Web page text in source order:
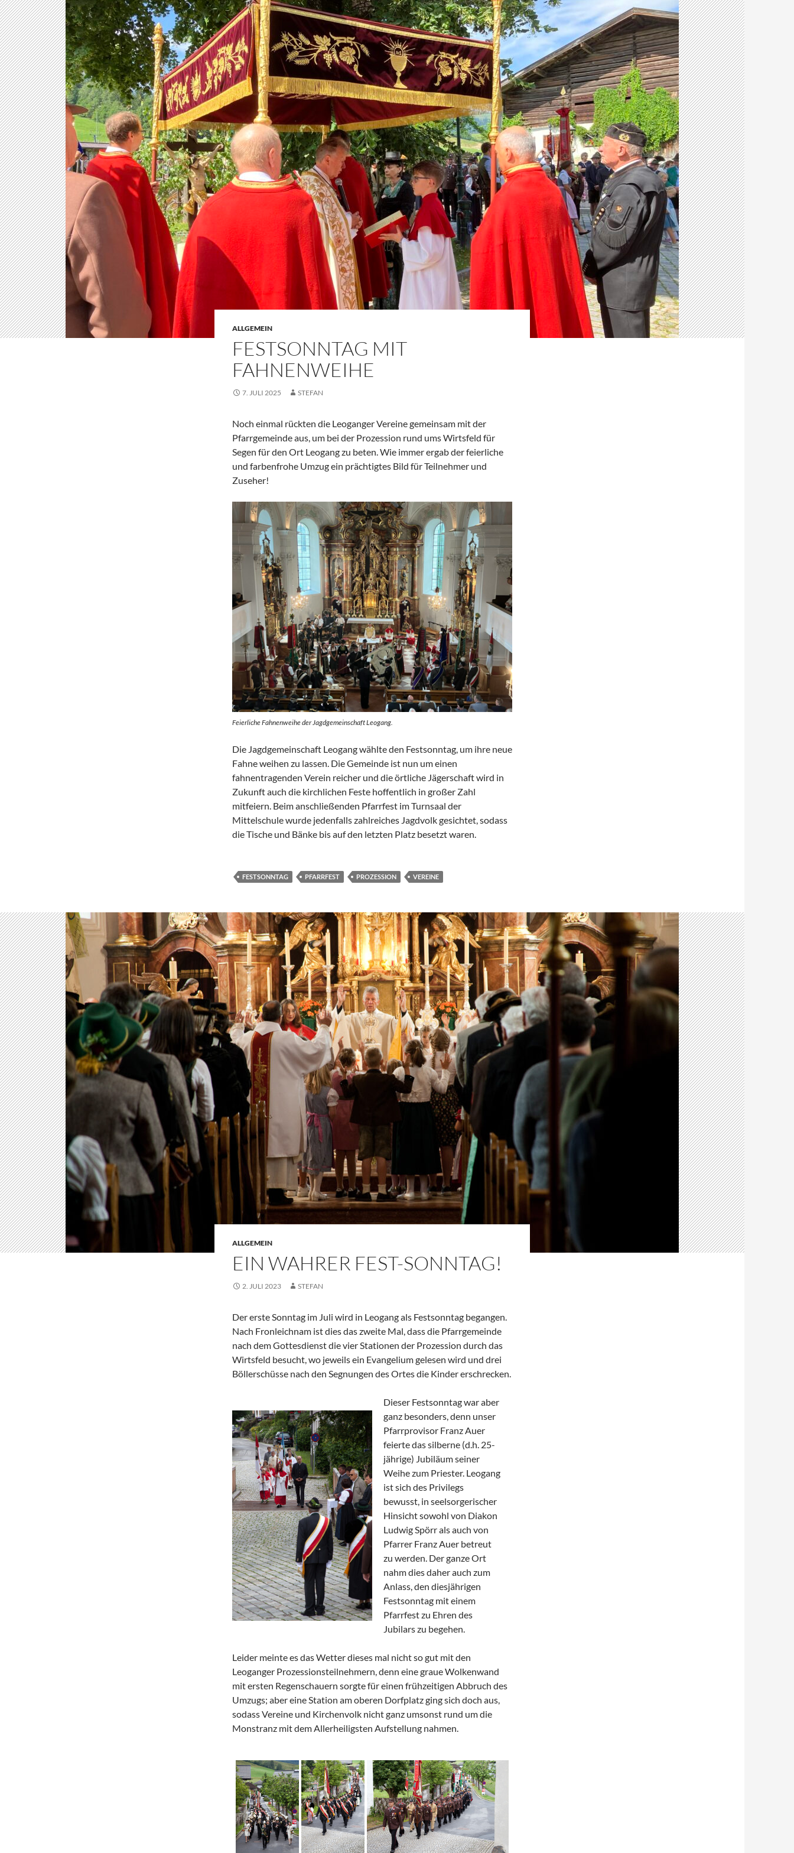
ALLGEMEIN
FESTSONNTAG MIT
FAHNENWEIHE
7. JULI 2025 STEFAN
Noch einmal rückten die Leoganger Vereine gemeinsam mit der
Pfarrgemeinde aus, um bei der Prozession rund ums Wirtsfeld für
Segen für den Ort Leogang zu beten. Wie immer ergab der feierliche
und farbenfrohe Umzug ein prächtigtes Bild für Teilnehmer und
Zuseher!
Feierliche Fahnenweihe der Jagdgemeinschaft Leogang.
Die Jagdgemeinschaft Leogang wählte den Festsonntag, um ihre neue
Fahne weihen zu lassen. Die Gemeinde ist nun um einen
fahnentragenden Verein reicher und die örtliche Jägerschaft wird in
Zukunft auch die kirchlichen Feste hoffentlich in großer Zahl
mitfeiern. Beim anschließenden Pfarrfest im Turnsaal der
Mittelschule wurde jedenfalls zahlreiches Jagdvolk gesichtet, sodass
die Tische und Bänke bis auf den letzten Platz besetzt waren.
FESTSONNTAG PFARRFEST PROZESSION VEREINE
ALLGEMEIN
EIN WAHRER FEST-SONNTAG!
2. JULI 2023 STEFAN
Der erste Sonntag im Juli wird in Leogang als Festsonntag begangen.
Nach Fronleichnam ist dies das zweite Mal, dass die Pfarrgemeinde
nach dem Gottesdienst die vier Stationen der Prozession durch das
Wirtsfeld besucht, wo jeweils ein Evangelium gelesen wird und drei
Böllerschüsse nach den Segnungen des Ortes die Kinder erschrecken.
Dieser Festsonntag war aber
ganz besonders, denn unser
Pfarrprovisor Franz Auer
feierte das silberne (d.h. 25-
jährige) Jubiläum seiner
Weihe zum Priester. Leogang
ist sich des Privilegs
bewusst, in seelsorgerischer
Hinsicht sowohl von Diakon
Ludwig Spörr als auch von
Pfarrer Franz Auer betreut
zu werden. Der ganze Ort
nahm dies daher auch zum
Anlass, den diesjährigen
Festsonntag mit einem
Pfarrfest zu Ehren des
Jubilars zu begehen.
Leider meinte es das Wetter dieses mal nicht so gut mit den
Leoganger Prozessionsteilnehmern, denn eine graue Wolkenwand
mit ersten Regenschauern sorgte für einen frühzeitigen Abbruch des
Umzugs; aber eine Station am oberen Dorfplatz ging sich doch aus,
sodass Vereine und Kirchenvolk nicht ganz umsonst rund um die
Monstranz mit dem Allerheiligsten Aufstellung nahmen.